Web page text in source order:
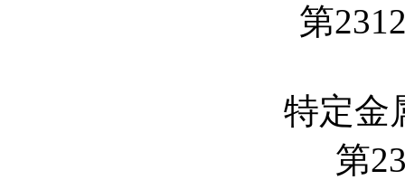
第
特定金
第